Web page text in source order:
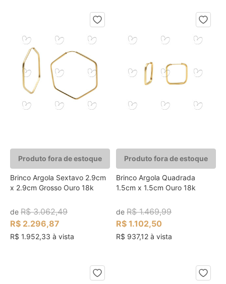
Produto fora de estoque
Brinco Argola Sextavo 2.9cm
x 2.9cm Grosso Ouro 18k
de R$ 3.062,49
R$ 2.296,87
R$ 1.952,33 à vista
Produto fora de estoque
Brinco Argola Quadrada
1.5cm x 1.5cm Ouro 18k
deR$ 1.469,99
R$ 1.102,50
R$ 937,12 à vista